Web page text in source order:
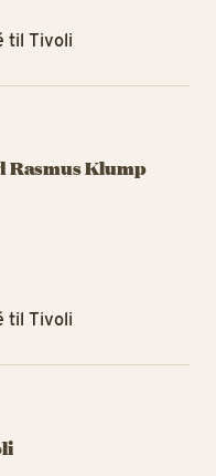
til Tivoli
Rasmus Klump
til Tivoli